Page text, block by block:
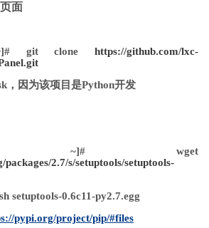
面
~]# git clone https://github.com/lxc-
，因为该项目是Python开发
1 ~]# wget
2.7/s/setuptools/setuptools-
setuptools-0.6c11-py2.7.egg
pypi.org/project/pip/#files